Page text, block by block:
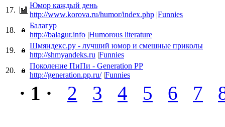
17.
Юмор каждый день
http://www.korova.ru/humor/index.php |Funnies
18.
Балагур
http://balagur.info |Humorous literature
19.
Шмяндекс.ру - лучший юмор и смешные приколы
http://shmyandeks.ru |Funnies
20.
Поколение ПиПи - Generation PP
http://generation.pp.ru/ |Funnies
· 1 · 2 3 4 5 6 7